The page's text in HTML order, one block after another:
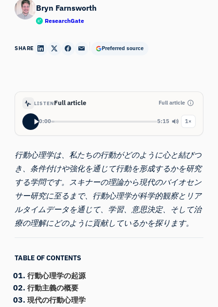
Bryn Farnsworth
ResearchGate
SHARE Preferred source
LISTENFull article Full article
0:00 5:15 1×
行動心理学は、私たちの行動がどのように心と結びつ
き、条件付けや強化を通じて行動を形成するかを研究
する学問です。スキナーの理論から現代のバイオセン
サー研究に至るまで、行動心理学が科学的観察とリア
ルタイムデータを通じて、学習、意思決定、そして治
療の理解にどのように貢献しているかを探ります。
TABLE OF CONTENTS
行動心理学の起源
行動主義の概要
現代の行動心理学